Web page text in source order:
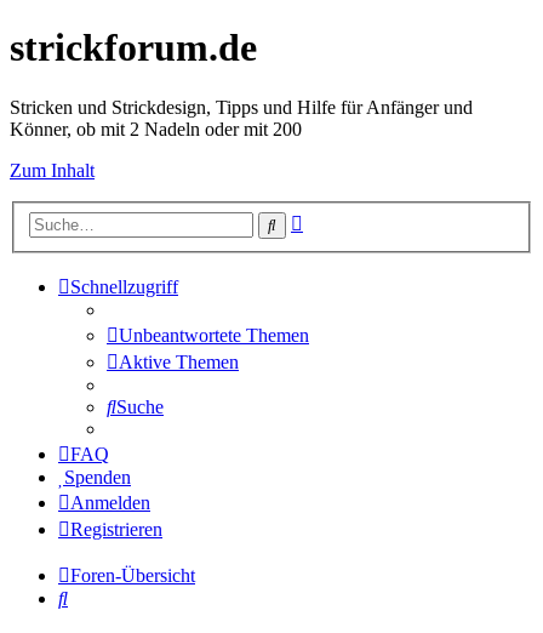
strickforum.de
Stricken und Strickdesign, Tipps und Hilfe für Anfänger und
Könner, ob mit 2 Nadeln oder mit 200
Zum Inhalt
Suche
Schnellzugriff
Unbeantwortete Themen
Aktive Themen
Suche
FAQ
Spenden
Anmelden
Registrieren
Foren-Übersicht
Suche